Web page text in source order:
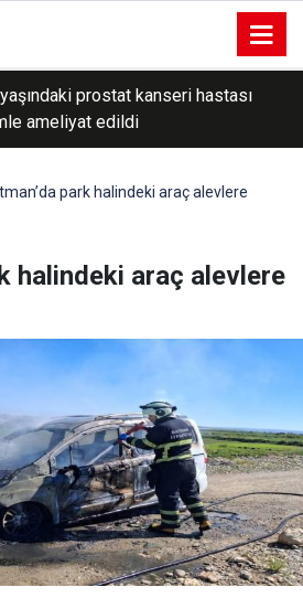
prostat kanseri hastası
ameliyat edildi
park halindeki araç alevlere
halindeki araç alevlere